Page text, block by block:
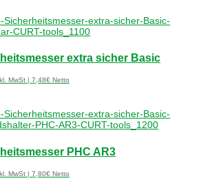
extra sicher Basic
MwSt |7,48€ Netto
PHC AR3
MwSt |7,80€ Netto